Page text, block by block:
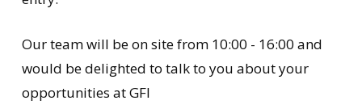
Our team will be on site from 10:00 - 16:00 and
would be delighted to talk to you about your
opportunities at GFI